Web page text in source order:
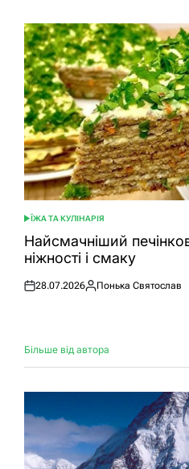
ОПУБЛІКУВАТИ
У
ЇЖА ТА КУЛІНАРІЯ
Найсмачніший
ніжності і смаку
Оприлюднено
28.07.2026
Опубліковано
Понька Святослав
Більше від автора